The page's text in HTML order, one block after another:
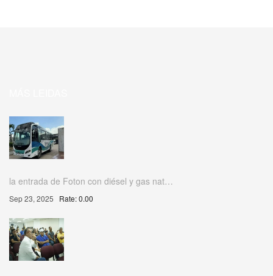
la entrada de Foton con diésel y gas nat…
Sep 23, 2025 Rate: 0.00